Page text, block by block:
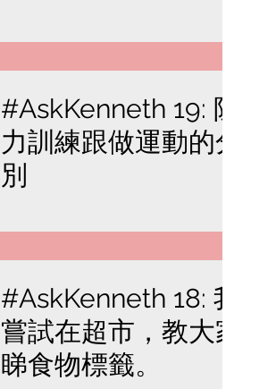
#AskKenneth 19: 阻
力訓練跟做運動的分
別
#AskKenneth 18: 我
嘗試在超市，教大家
睇食物標籤。